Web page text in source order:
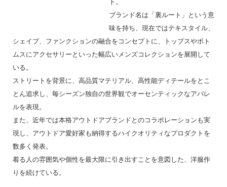
ト。
ブランド名は「裏ルート」という意
味を持ち、現在ではテキスタイル、
シェイプ、ファンクションの融合をコンセプトに、トップスやボト
ムスにアクセサリーといった幅広いメンズコレクションを展開して
いる。
ストリートを背景に、高品質マテリアル、高性能ディテールをとこ
とん追求し、毎シーズン独自の世界観でオーセンティックなアパレ
ルを表現。
また、近年では本格アウトドアブランドとのコラボレーションも実
現し、アウトドア愛好家も納得するハイクオリティなプロダクトを
数多く発表。
着る人の雰囲気や個性を最大限に引き出すことを意図した、洋服作
りを続けている。